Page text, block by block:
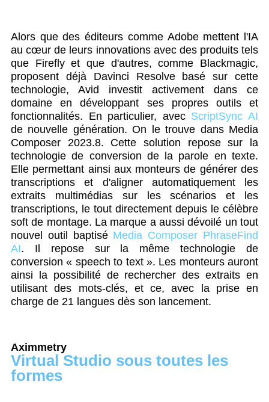
Alors que des éditeurs comme Adobe mettent l'IA
au cœur de leurs innovations avec des produits tels
que Firefly et que d'autres, comme Blackmagic,
proposent déjà Davinci Resolve basé sur cette
technologie, Avid investit activement dans ce
domaine en développant ses propres outils et
fonctionnalités. En particulier, avec ScriptSync AI
de nouvelle génération. On le trouve dans Media
Composer 2023.8. Cette solution repose sur la
technologie de conversion de la parole en texte.
Elle permettant ainsi aux monteurs de générer des
transcriptions et d'aligner automatiquement les
extraits multimédias sur les scénarios et les
transcriptions, le tout directement depuis le célèbre
soft de montage. La marque a aussi dévoilé un tout
nouvel outil baptisé Media Composer PhraseFind
AI. Il repose sur la même technologie de
conversion « speech to text ». Les monteurs auront
ainsi la possibilité de rechercher des extraits en
utilisant des mots-clés, et ce, avec la prise en
charge de 21 langues dès son lancement.
Aximmetry
Virtual Studio sous toutes les
formes